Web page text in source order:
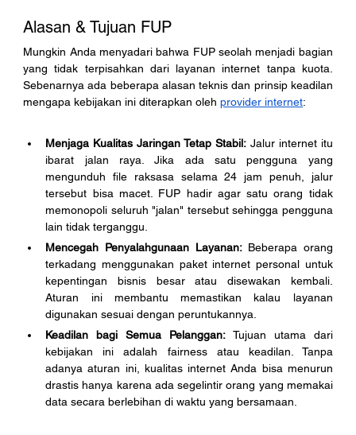
Alasan & Tujuan FUP
Mungkin Anda menyadari bahwa FUP seolah menjadi bagian
yang tidak terpisahkan dari layanan internet tanpa kuota.
Sebenarnya ada beberapa alasan teknis dan prinsip keadilan
mengapa kebijakan ini diterapkan oleh provider internet:
Menjaga Kualitas Jaringan Tetap Stabil: Jalur internet itu
ibarat jalan raya. Jika ada satu pengguna yang
mengunduh file raksasa selama 24 jam penuh, jalur
tersebut bisa macet. FUP hadir agar satu orang tidak
memonopoli seluruh "jalan" tersebut sehingga pengguna
lain tidak terganggu.
Mencegah Penyalahgunaan Layanan: Beberapa orang
terkadang menggunakan paket internet personal untuk
kepentingan bisnis besar atau disewakan kembali.
Aturan ini membantu memastikan kalau layanan
digunakan sesuai dengan peruntukannya.
Keadilan bagi Semua Pelanggan: Tujuan utama dari
kebijakan ini adalah fairness atau keadilan. Tanpa
adanya aturan ini, kualitas internet Anda bisa menurun
drastis hanya karena ada segelintir orang yang memakai
data secara berlebihan di waktu yang bersamaan.